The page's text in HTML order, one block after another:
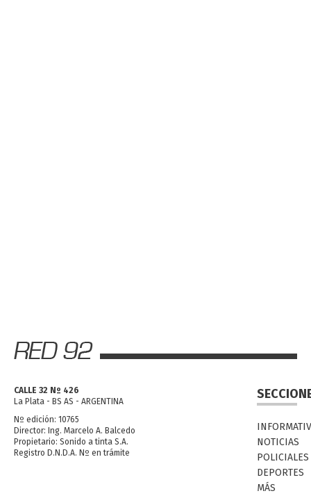
CALLE 32 Nº 426
La Plata - BS AS - ARGENTINA
Nº edición: 10765
Director: Ing. Marcelo A. Balcedo
Propietario: Sonido a tinta S.A.
Registro D.N.D.A. Nº en trámite
NOTICIAS
POLICIALES
DEPORTES
MÁS